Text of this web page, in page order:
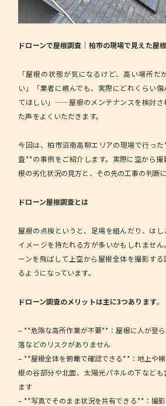
ドローンで屋根調査｜柏市の現場で見えた屋
「屋根の状態が気になるけど、高い場所だ
い」「業者に頼んでも、実際にどれくらい
てほしい」——屋根のメンテナンスを検討さ
た声をよくいただきます。
今回は、柏市沼南高柳エリアの現場で行っ
査**の事例をご紹介します。実際に空から
根の劣化状況の見方と、その先の工事の判断
ドローン屋根調査とは
屋根の点検というと、足場を組んだり、は
イメージを持たれる方が多いかもしれませ
ーンを飛ばして上空から屋根全体を撮影す
るようになっています。
ドローン調査のメリットは主に3つあります。
– **危険な高所作業が不要**：屋根に人が登
落などのリスクがありません
– **屋根全体を俯瞰で確認できる**：地上や
根の谷部分や北面、太陽光パネルの下など
ます
– **写真でそのまま状況を共有できる**：撮